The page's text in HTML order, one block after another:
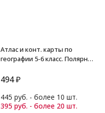
Атлас и конт. карты по
географии 5-6 класс. Полярная
494 ₽
445 руб. - более 10 шт.
395 руб. - более 20 шт.